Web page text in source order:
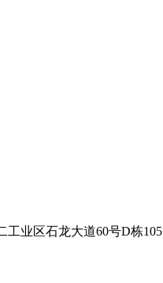
工业区石龙大道60号D栋105